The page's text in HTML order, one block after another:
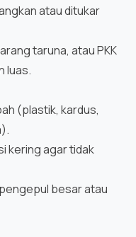
atau ditukar
taruna, atau PKK
luas.
(plastik, kardus,
kering agar tidak
besar atau